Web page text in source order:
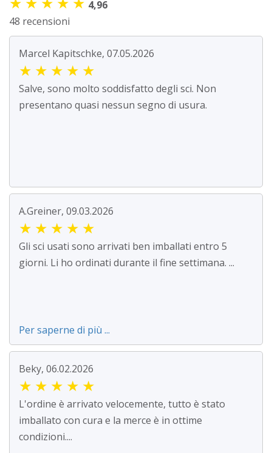
4,96
48 recensioni
Marcel Kapitschke, 07.05.2026
★ ★ ★ ★ ★
Salve, sono molto soddisfatto degli sci. Non
presentano quasi nessun segno di usura.
A.Greiner, 09.03.2026
★ ★ ★ ★ ★
Gli sci usati sono arrivati ben imballati entro 5
giorni. Li ho ordinati durante il fine settimana. ...
Per saperne di più ...
Beky, 06.02.2026
★ ★ ★ ★ ★
L'ordine è arrivato velocemente, tutto è stato
imballato con cura e la merce è in ottime
condizioni....